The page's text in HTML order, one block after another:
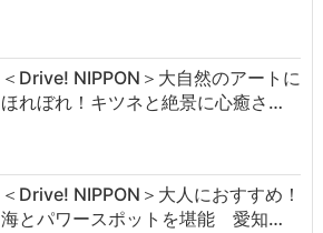
＜Drive! NIPPON＞大自然のアートに
ほれぼれ！キツネと絶景に心癒さ…
＜Drive! NIPPON＞大人におすすめ！
海とパワースポットを堪能 愛知…